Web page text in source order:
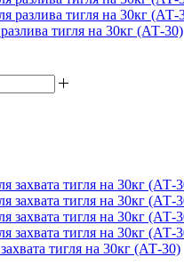
тигля на 30кг (АТ-30)
тигля на 30кг (АТ-30)